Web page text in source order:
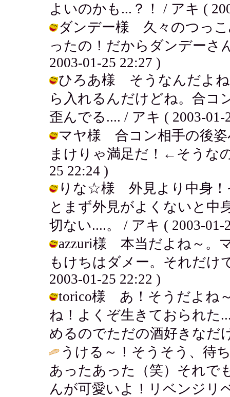
よいのかも...？！ / アキ (
ダンデー様 久々のつっこ
ったの！だからダンデーさ
2003-01-25 22:27 )
ひろあ様 そうなんだよね
ら入れるんだけどね。合コ
歪んでる.... / アキ ( 2003-01-
マヤ様 合コン相手の後姿
まけりゃ満足だ！←そうな
25 22:24 )
りな☆様 外見より中身！
とまず外見がよくないと中
切ない....。 / アキ ( 2003-01-
azzuri様 本当だよね～。
もけちはダメー。それだけ
2003-01-25 22:22 )
torico様 あ！そうだよね
ね！よくぞ生きておられた
めるのでただの酒好きなだ
うける～！そうそう、待
あったあった（笑）それで
んが可愛いよ！リベンジリ